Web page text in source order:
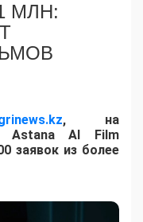
МЛН:
, на
Astana AI Film
заявок из более